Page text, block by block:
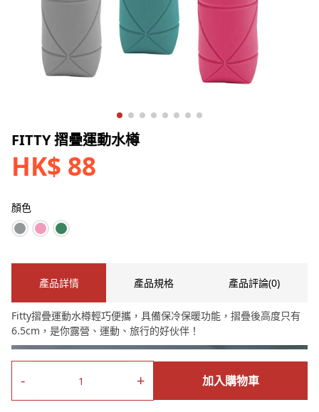
FITTY 摺疊運動水樽
HK$ 88
顏色
- + 加入購物車
產品詳情 產品規格 產品評論(0)
Fitty摺疊運動水樽輕巧便攜，具備保冷保暖功能，摺疊後高度只有
6.5cm，是你露營、運動、旅行的好伙伴！